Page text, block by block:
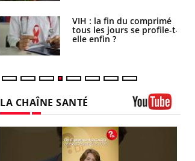
VIH : la fin du comprimé
tous les jours se profile-t-
elle enfin ?
LA CHAÎNE SANTÉ